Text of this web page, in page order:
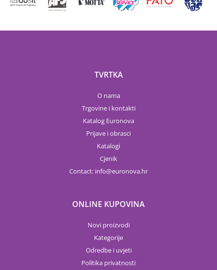
TVRTKA
O nama
Trgovine i kontakti
Katalog Euronova
Prijave i obrasci
Katalogi
Cjenik
Contact: info euronova.hr
ONLINE KUPOVINA
Novi proizvodi
Kategorije
Odredbe i uvjeti
Politika privatnosti